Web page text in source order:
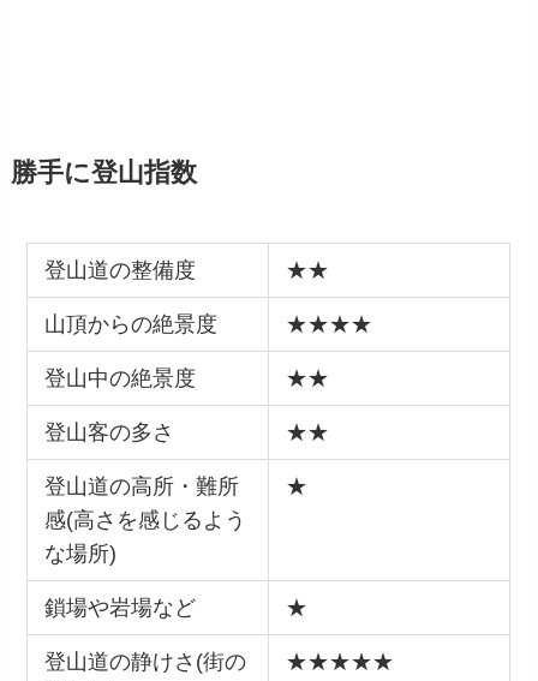
勝手に登山指数
登山道の整備度 ★★
山頂からの絶景度 ★★★★
登山中の絶景度 ★★
登山客の多さ ★★
登山道の高所・難所
感(高さを感じるよう
な場所)
★
鎖場や岩場など ★
登山道の静けさ(街の
★★★★★